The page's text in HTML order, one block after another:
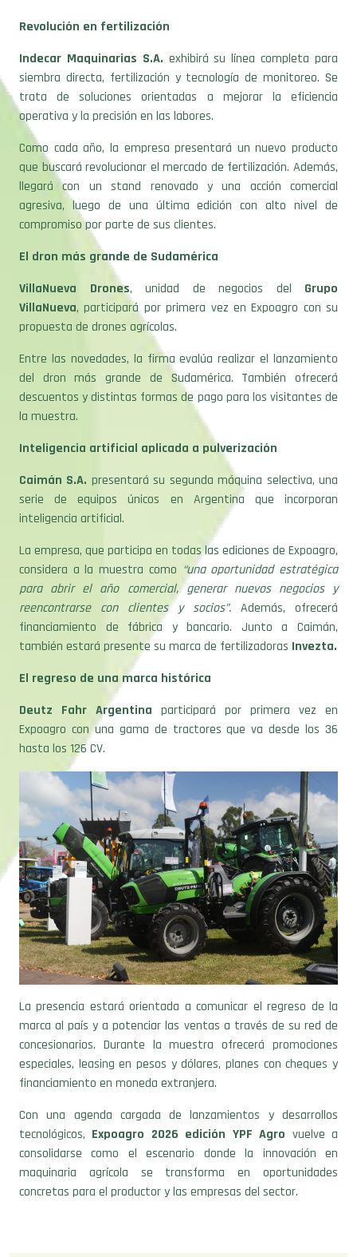
Revolución en fertilización
Indecar Maquinarias S.A. exhibirá su línea completa para
siembra directa, fertilización y tecnología de monitoreo. Se
trata de soluciones orientadas a mejorar la eficiencia
operativa y la precisión en las labores.
Como cada año, la empresa presentará un nuevo producto
que buscará revolucionar el mercado de fertilización. Además,
llegará con un stand renovado y una acción comercial
agresiva, luego de una última edición con alto nivel de
compromiso por parte de sus clientes.
El dron más grande de Sudamérica
VillaNueva Drones, unidad de negocios del Grupo
VillaNueva, participará por primera vez en Expoagro con su
propuesta de drones agrícolas.
Entre las novedades, la firma evalúa realizar el lanzamiento
del dron más grande de Sudamérica. También ofrecerá
descuentos y distintas formas de pago para los visitantes de
la muestra.
Inteligencia artificial aplicada a pulverización
Caimán S.A. presentará su segunda máquina selectiva, una
serie de equipos únicos en Argentina que incorporan
inteligencia artificial.
La empresa, que participa en todas las ediciones de Expoagro,
considera a la muestra como “una oportunidad estratégica
para abrir el año comercial, generar nuevos negocios y
reencontrarse con clientes y socios”. Además, ofrecerá
financiamiento de fábrica y bancario. Junto a Caimán,
también estará presente su marca de fertilizadoras Invezta.
El regreso de una marca histórica
Deutz Fahr Argentina participará por primera vez en
Expoagro con una gama de tractores que va desde los 36
hasta los 126 CV.
La presencia estará orientada a comunicar el regreso de la
marca al país y a potenciar las ventas a través de su red de
concesionarios. Durante la muestra ofrecerá promociones
especiales, leasing en pesos y dólares, planes con cheques y
financiamiento en moneda extranjera.
Con una agenda cargada de lanzamientos y desarrollos
tecnológicos, Expoagro 2026 edición YPF Agro vuelve a
consolidarse como el escenario donde la innovación en
maquinaria agrícola se transforma en oportunidades
concretas para el productor y las empresas del sector.